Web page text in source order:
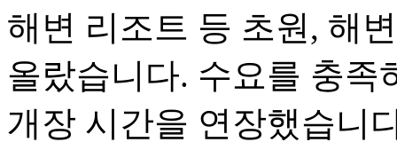
해변 리조트 등 초원, 해
올랐습니다. 수요를 충족
개장 시간을 연장했습니